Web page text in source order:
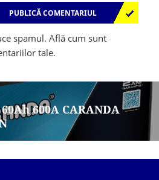
spamul.Află cum sunt
tale.
600A CARANDA